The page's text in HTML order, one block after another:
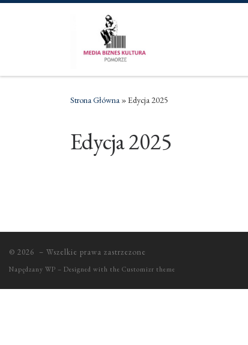
Strona Główna »Edycja 2025
Edycja 2025
© 2026 – Wszelkie prawa zastrzezone
Napędzany WP – Designed with the Customizr theme